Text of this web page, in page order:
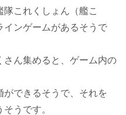
これくしょん（艦こ
インゲームがあるそうで
さん集めると、ゲーム内の
ができるそうで、それを
うです。